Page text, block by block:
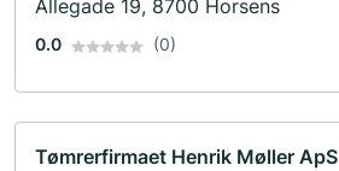
Allegade 19, 8700 Horsens
0.0 (0)
Tømrerfirmaet Henrik Møller ApS